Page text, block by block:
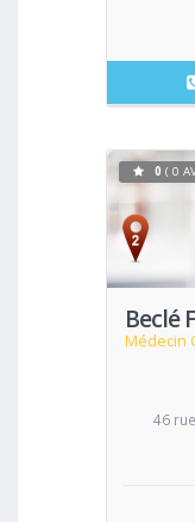
Beclé
Médecin
0 ( 0
46